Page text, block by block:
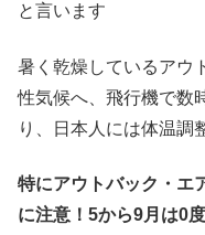
と言います
暑く乾燥しているアウ
性気候へ、飛行機で数
り、日本人には体温調
特にアウトバック・エ
に注意！5から9月は0